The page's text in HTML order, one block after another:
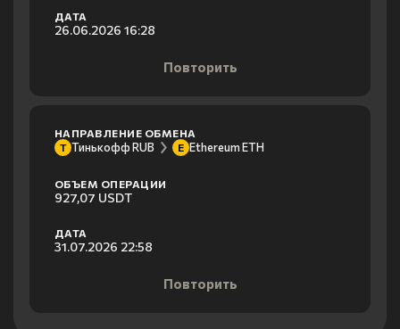
ДАТА
26.06.2026 16:28
Повторить
НАПРАВЛЕНИЕ ОБМЕНА
Т Тинькофф RUB E Ethereum ETH
ОБЪЕМ ОПЕРАЦИИ
927,07 USDT
ДАТА
31.07.2026 22:58
Повторить